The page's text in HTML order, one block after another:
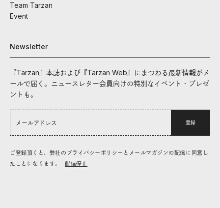
Team Tarzan
Event
Newsletter
『Tarzan』本誌および『Tarzan Web』にまつわる最新情報がメ
ールで届く。ニュースレター会員向けの特別なイベント・プレゼ
ントも。
登録
ご登録頂くと、弊社のプライバシーポリシーとメールマガジンの配信に同意し
たことになります。
配信停止